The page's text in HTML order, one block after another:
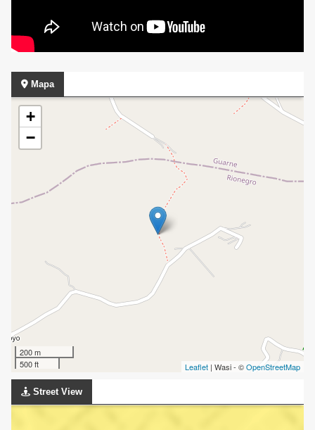
Mapa
+
−
200 m
500 ft
Leaflet | Wasi - ©OpenStreetMap
Street View